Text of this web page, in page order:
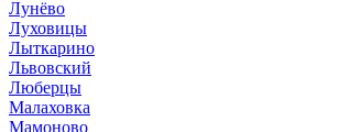
Лунёво
Луховицы
Лыткарино
Львовский
Люберцы
Малаховка
Мамоново